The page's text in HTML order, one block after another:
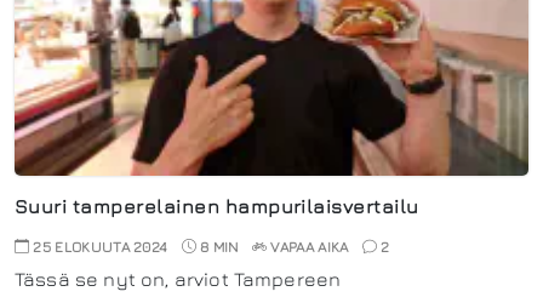
Suuri tamperelainen hampurilaisvertailu
25 ELOKUUTA 2024 8 MIN VAPAA AIKA 2
Tässä se nyt on, arviot Tampereen